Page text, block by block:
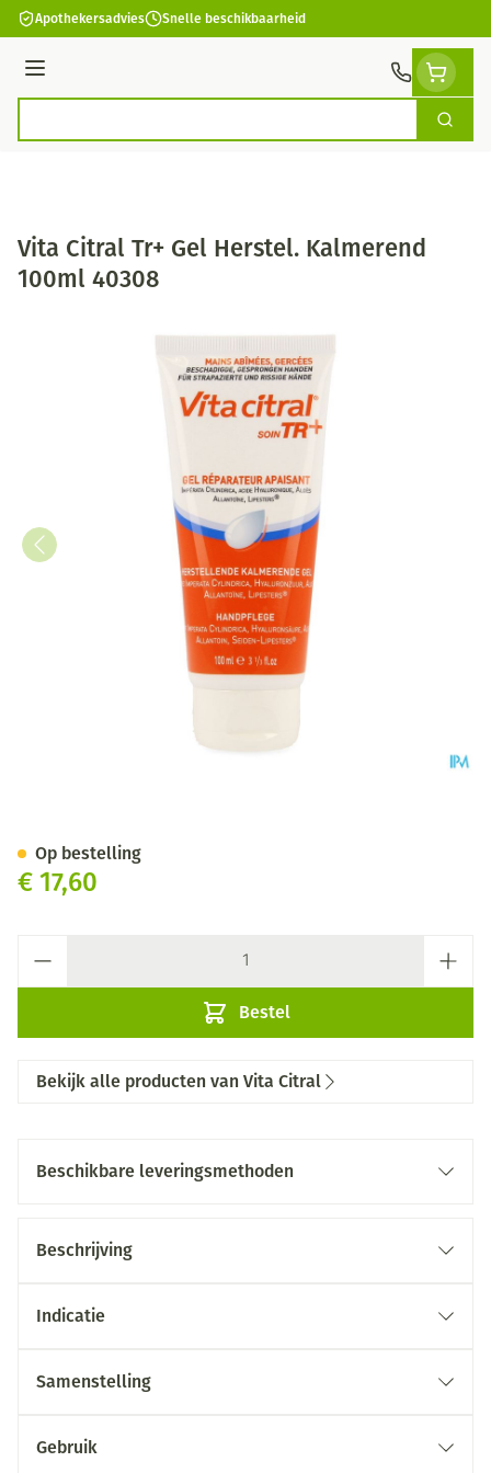
Ga naar de inhoud
Apothekersadvies Snelle beschikbaarheid
Menu
Zoek
Vita Citral Tr+ Gel Herstel. Kalmerend
100ml 40308
€ 17,60
Bestel
Op bestelling
Bekijk alle producten van Vita Citral
Beschikbare leveringsmethoden
Beschrijving
Indicatie
Samenstelling
Gebruik